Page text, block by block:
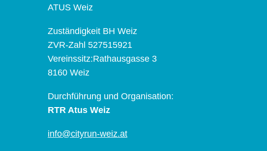
ATUS Weiz
Zuständigkeit BH Weiz
ZVR-Zahl 527515921
Vereinssitz:Rathausgasse 3
8160 Weiz
Durchführung und Organisation:
RTR Atus Weiz
info@cityrun-weiz.at